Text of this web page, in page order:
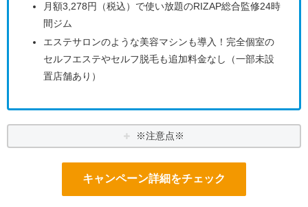
月額3,278円（税込）で使い放題のRIZAP総合監修24時
間ジム
エステサロンのような美容マシンも導入！完全個室の
セルフエステやセルフ脱毛も追加料金なし（一部未設
置店舗あり）
※注意点※
キャンペーン詳細をチェック